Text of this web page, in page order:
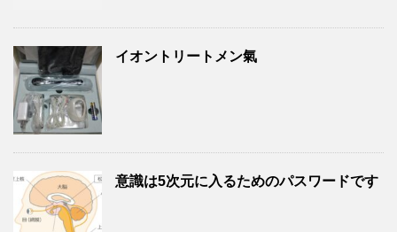
イオントリートメン氣
意識は5次元に入るためのパスワードです